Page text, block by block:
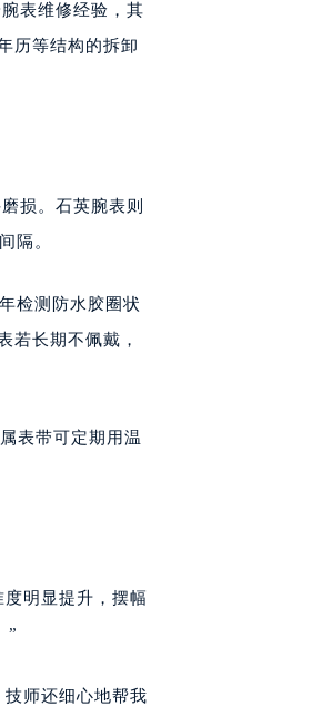
表维修经验，其
历等结构的拆卸
损。石英腕表则
隔。
检测防水胶圈状
若长期不佩戴，
表带可定期用温
明显提升，摆幅
”
师还细心地帮我